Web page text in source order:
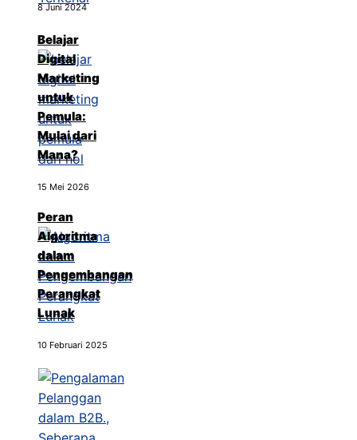
8 Juni 2024
Belajar
Digital
Marketing
untuk
Pemula:
Mulai dari
Mana?
15 Mei 2026
Peran
Algoritma
dalam
Pengembangan
Perangkat
Lunak
10 Februari 2025